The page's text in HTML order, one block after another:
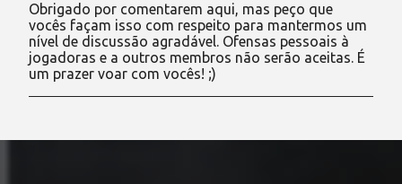
s
t
a
r
u
m
m
Obrigado por comentarem aqui, mas peço que
vocês façam isso com respeito para mantermos um
nível de discussão agradável. Ofensas pessoais à
jogadoras e a outros membros não serão aceitas. É
um prazer voar com vocês! ;)